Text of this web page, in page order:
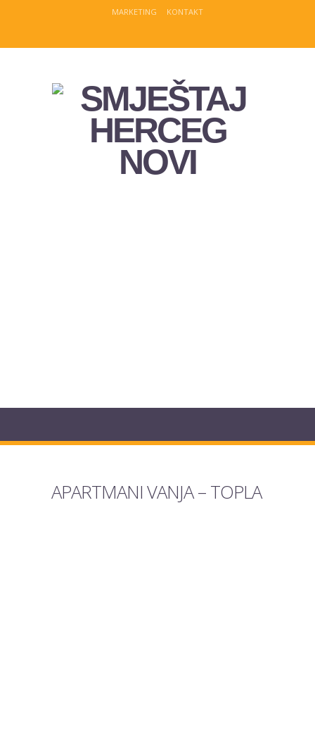
MARKETING KONTAKT
APARTMANI VANJA – TOPLA